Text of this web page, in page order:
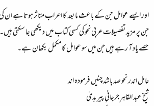
جن پر مزید تفصیلات عربی نحو کی کسی کتاب میں دیکھی جا سکتی
حصے یاد آ رہے ہیں جن میں سو عوامل کا مکمل بکھان ہے۔
عامل اندر نحو صد باشد چنیں فرمودہ اند
شیخ عبد القاہرِ جرجانیِ پیرِ ہدیٰ